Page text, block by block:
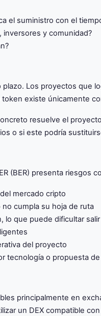
el suministro con el
y comunidad?
Los proyectos
existe únicamente
resuelve el
o si este podría
(BER) presenta riesgos
mercado cripto
cumpla su hoja de ruta
lo que puede dificultar
del proyecto
tecnología o propuesta
principalmente en
un DEX compatible